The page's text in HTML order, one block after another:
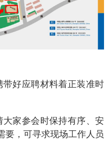
好应聘材料着正装准时
家参会时保持有序、安
要，可寻求现场工作人员